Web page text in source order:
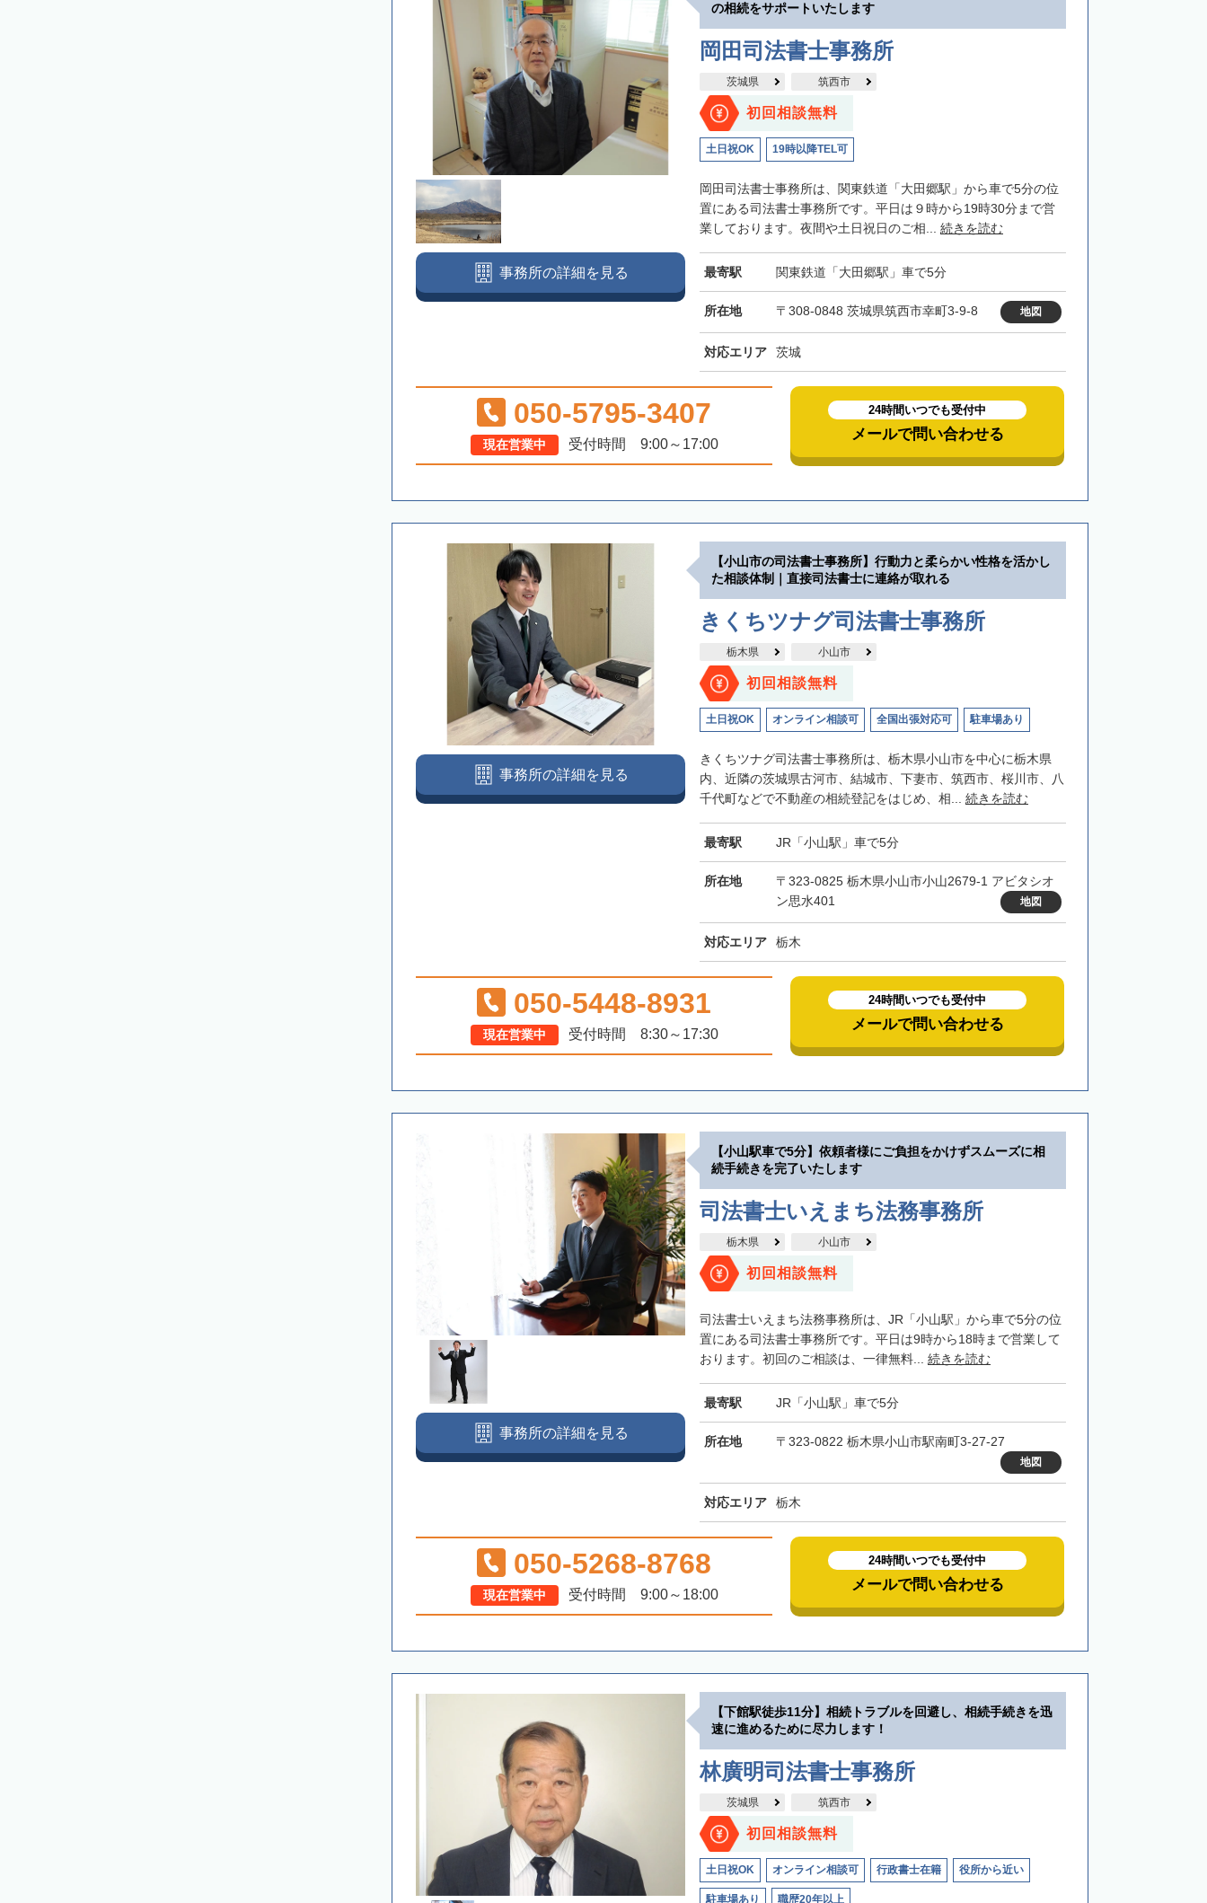
の相続をサポートいたします
岡田司法書士事務所
茨城県 筑西市
初回相談無料
土日祝OK 19時以降TEL可
岡田司法書士事務所は、関東鉄道「大田郷駅」から車で5分の位
置にある司法書士事務所です。平日は９時から19時30分まで営
業しております。夜間や土日祝日のご相... 続きを読む
最寄駅 関東鉄道「大田郷駅」車で5分
所在地 〒308-0848 茨城県筑西市幸町3-9-8 地図
対応エリア 茨城
事務所の詳細を見る
050-5795-3407
現在営業中 受付時間 9:00～17:00
24時間いつでも受付中
メールで問い合わせる
【小山市の司法書士事務所】行動力と柔らかい性格を活かし
た相談体制｜直接司法書士に連絡が取れる
きくちツナグ司法書士事務所
栃木県 小山市
初回相談無料
土日祝OK オンライン相談可 全国出張対応可 駐車場あり
きくちツナグ司法書士事務所は、栃木県小山市を中心に栃木県
内、近隣の茨城県古河市、結城市、下妻市、筑西市、桜川市、八
千代町などで不動産の相続登記をはじめ、相... 続きを読む
最寄駅 JR「小山駅」車で5分
所在地
〒323-0825 栃木県小山市小山2679-1 アビタシオ
ン思水401
地図
対応エリア 栃木
事務所の詳細を見る
050-5448-8931
現在営業中 受付時間 8:30～17:30
24時間いつでも受付中
メールで問い合わせる
【小山駅車で5分】依頼者様にご負担をかけずスムーズに相
続手続きを完了いたします
司法書士いえまち法務事務所
栃木県 小山市
初回相談無料
司法書士いえまち法務事務所は、JR「小山駅」から車で5分の位
置にある司法書士事務所です。平日は9時から18時まで営業して
おります。初回のご相談は、一律無料... 続きを読む
最寄駅 JR「小山駅」車で5分
所在地 〒323-0822 栃木県小山市駅南町3-27-27
地図
対応エリア 栃木
事務所の詳細を見る
050-5268-8768
現在営業中 受付時間 9:00～18:00
24時間いつでも受付中
メールで問い合わせる
【下館駅徒歩11分】相続トラブルを回避し、相続手続きを迅
速に進めるために尽力します！
林廣明司法書士事務所
茨城県 筑西市
初回相談無料
土日祝OK オンライン相談可 行政書士在籍 役所から近い
駐車場あり 職歴20年以上